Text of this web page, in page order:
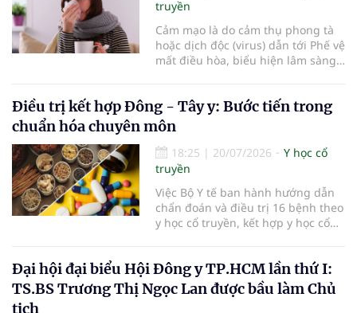
truyền
Cảm mạo là do cảm thụ phong tà
hoặc dịch độc (virus) dẫn tới Phế vệ
mất điều hòa, biểu hiện lâm sàng
phát sốt, toàn thân mỏi mệt.
Điều trị kết hợp Đông - Tây y: Bước tiến trong
chuẩn hóa chuyên môn
18:25 | 20/07/2026
Y học cổ
truyền
Việc Bộ Y tế ban hành hướng dẫn
chẩn đoán và điều trị 16 bệnh theo
y học cổ truyền, kết hợp y học cổ
nhất cho các cơ sở khám, chữa
bệnh. Giá trị của tài liệu không chỉ
nằm ở việc mở rộng danh mục
Đại hội đại biểu Hội Đông y TP.HCM lần thứ I:
TS.BS Trương Thị Ngọc Lan được bầu làm Chủ
tịch